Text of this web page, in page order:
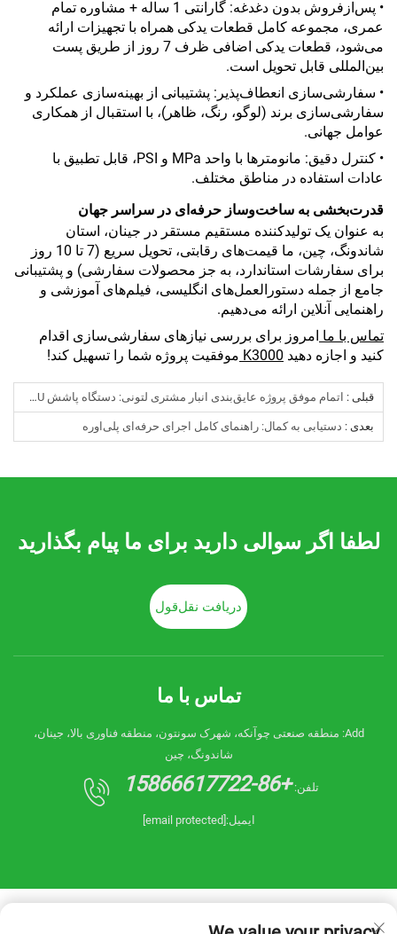
• پس‌ازفروش بدون دغدغه: گارانتی 1 ساله + مشاوره تمام
عمری، مجموعه کامل قطعات یدکی همراه با تجهیزات ارائه
می‌شود، قطعات یدکی اضافی ظرف 7 روز از طریق پست
بین‌المللی قابل تحویل است.
• سفارشی‌سازی انعطاف‌پذیر: پشتیبانی از بهینه‌سازی عملکرد و
سفارشی‌سازی برند (لوگو، رنگ، ظاهر)، با استقبال از همکاری
عوامل جهانی.
• کنترل دقیق: مانومترها با واحد MPa و PSI، قابل تطبیق با
عادات استفاده در مناطق مختلف.
قدرت‌بخشی به ساخت‌وساز حرفه‌ای در سراسر جهان
به عنوان یک تولیدکننده مستقیم مستقر در جینان، استان
شاندونگ، چین، ما قیمت‌های رقابتی، تحویل سریع (7 تا 10 روز
برای سفارشات استاندارد، به جز محصولات سفارشی) و پشتیبانی
جامع از جمله دستورالعمل‌های انگلیسی، فیلم‌های آموزشی و
راهنمایی آنلاین ارائه می‌دهیم.
تماس با ما امروز برای بررسی نیازهای سفارشی‌سازی اقدام
کنید و اجازه دهید K3000 موفقیت پروژه شما را تسهیل کند!
قبلی : اتمام موفق پروژه عایق‌بندی انبار مشتری لتونی: دستگاه پاشش K2000 PU اقبال زیادی پیدا کرد
بعدی : دستیابی به کمال: راهنمای کامل اجرای حرفه‌ای پلی‌اوره
لطفا اگر سوالی دارید برای ما پیام بگذارید
دریافت نقل‌قول
تماس با ما
Add: منطقه صنعتی چوآنکه، شهرک سونتون، منطقه فناوری بالا، جینان،
شاندونگ، چین
تلفن: +86-15866617722
ایمیل:[email protected]